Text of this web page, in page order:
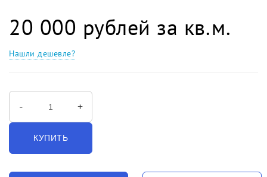
20 000 рублей за кв.м.
Нашли дешевле?
- +
КУПИТЬ